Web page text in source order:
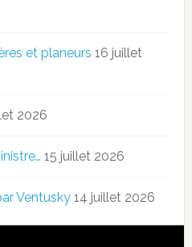
et planeurs 16 juillet
2026
15 juillet 2026
Ventusky 14 juillet 2026